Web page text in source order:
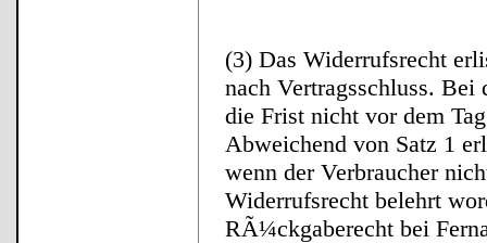
(3) Das Widerrufsrecht
nach Vertragsschluss.
die Frist nicht vor dem
Abweichend von Satz 1
wenn der Verbraucher
Widerrufsrecht belehrt
RÃ¼ckgaberecht bei